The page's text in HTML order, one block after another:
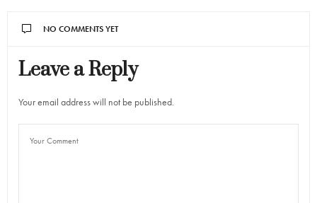
NO COMMENTS YET
Leave a Reply
Your email address will not be published.